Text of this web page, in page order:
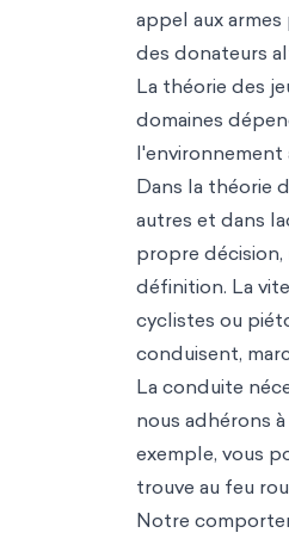
appel aux
des donateurs
La théorie des
domaines
Dans la théorie
autres et dans
propre décision,
définition. La
cyclistes ou
conduisent,
La conduite
nous adhérons
exemple, vous
trouve au feu
Notre